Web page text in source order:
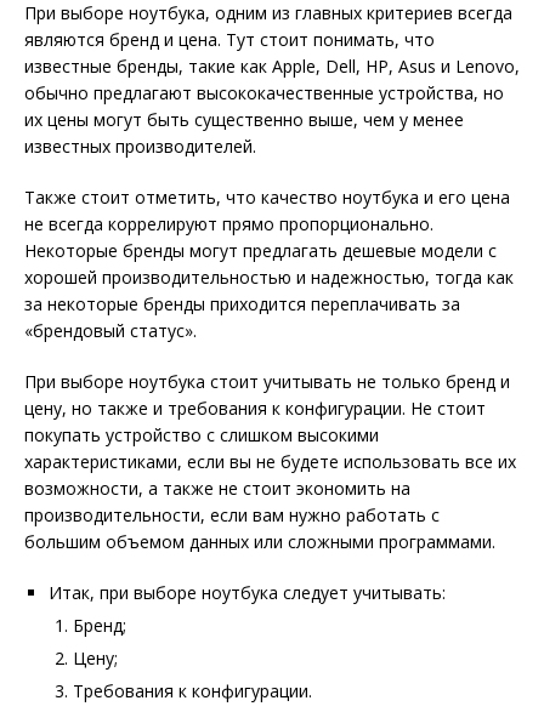
При выборе ноутбука, одним из главных критериев всегда
являются бренд и цена. Тут стоит понимать, что
известные бренды, такие как Apple, Dell, HP, Asus и Lenovo,
обычно предлагают высококачественные устройства, но
их цены могут быть существенно выше, чем у менее
известных производителей.
Также стоит отметить, что качество ноутбука и его цена
не всегда коррелируют прямо пропорционально.
Некоторые бренды могут предлагать дешевые модели с
хорошей производительностью и надежностью, тогда как
за некоторые бренды приходится переплачивать за
«брендовый статус».
При выборе ноутбука стоит учитывать не только бренд и
цену, но также и требования к конфигурации. Не стоит
покупать устройство с слишком высокими
характеристиками, если вы не будете использовать все их
возможности, а также не стоит экономить на
производительности, если вам нужно работать с
большим объемом данных или сложными программами.
Итак, при выборе ноутбука следует учитывать:
Бренд;
Цену;
Требования к конфигурации.